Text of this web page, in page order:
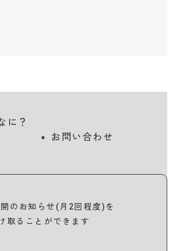
に？
お問い合わせ
のお知らせ(月2回程度)を
取ることができます